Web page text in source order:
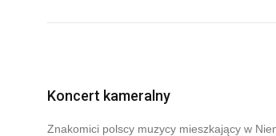
Koncert kameralny
Znakomici polscy muzycy mieszkający w